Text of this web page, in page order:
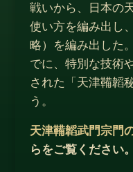
戦いから、日本の
使い方を編み出し
略）を編み出した
でに、特別な技術
された「天津鞴韜
う。
天津鞴韜武門宗門
らをご覧ください。